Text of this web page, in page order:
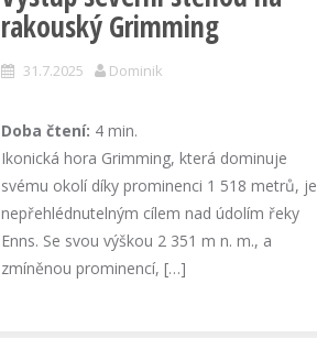
rakouský Grimming
31.7.2025 Dominik
Doba čtení: 4 min.
Ikonická hora Grimming, která dominuje
svému okolí díky prominenci 1 518 metrů, je
nepřehlédnutelným cílem nad údolím řeky
Enns. Se svou výškou 2 351 m n. m., a
zmíněnou prominencí, […]